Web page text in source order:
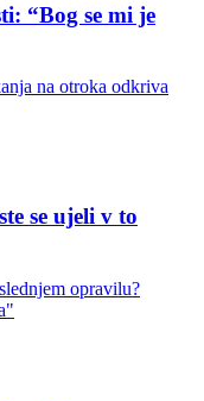
“Bog se mi je
na otroka odkriva
se ujeli v to
opravilu?